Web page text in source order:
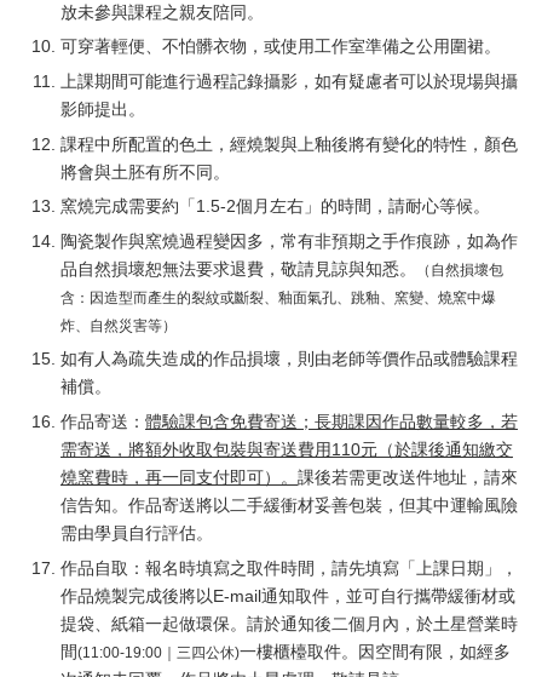
放未參與課程之親友陪同。
可穿著輕便、不怕髒衣物，或使用工作室準備之公用圍裙。
上課期間可能進行過程記錄攝影，如有疑慮者可以於現場與攝
影師提出。
課程中所配置的色土，經燒製與上釉後將有變化的特性，顏色
將會與土胚有所不同。
窯燒完成需要約「1.5-2個月左右」的時間，請耐心等候。
陶瓷製作與窯燒過程變因多，常有非預期之手作痕跡，如為作
品自然損壞恕無法要求退費，敬請見諒與知悉。
（自然損壞包
含：因造型而產生的裂紋或斷裂、釉面氣孔、跳釉、窯變、燒窯中爆
炸、自然災害等）
如有人為疏失造成的作品損壞，則由老師等價作品或體驗課程
補償。
作品寄送： 體驗課包含免費寄送；長期課因作品數量較多，若
需寄送，將額外收取包裝與寄送費用110元（於課後通知繳交
燒窯費時，再一同支付即可）。 課後若需更改送件地址，請來
信告知。作品寄送將以二手緩衝材妥善包裝，但其中運輸風險
需由學員自行評估。
作品自取：報名時填寫之取件時間，請先填寫「上課日期」，
作品燒製完成後將以E-mail通知取件，並可自行攜帶緩衝材或
提袋、紙箱一起做環保。請於通知後二個月內，於土星營業時
間(11:00-19:00｜三四公休)一樓櫃檯取件。因空間有限，如經多